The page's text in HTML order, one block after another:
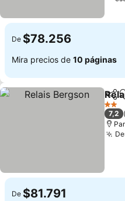
De $78.256
Mira precios de 10 páginas
2
7,2
De $81.791